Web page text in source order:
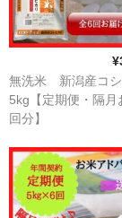
無洗米 新潟産コ
5kg【定期便・隔月
回分】